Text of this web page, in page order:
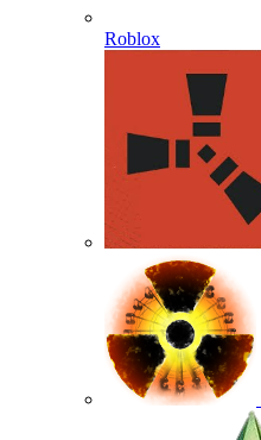
Roblox